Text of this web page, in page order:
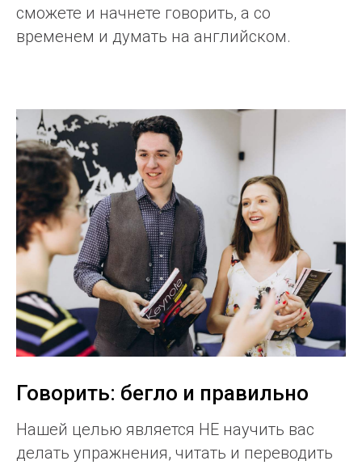
сможете и начнете говорить, а со
временем и думать на английском.
Говорить: бегло и правильно
Нашей целью является НЕ научить вас
делать упражнения, читать и переводить